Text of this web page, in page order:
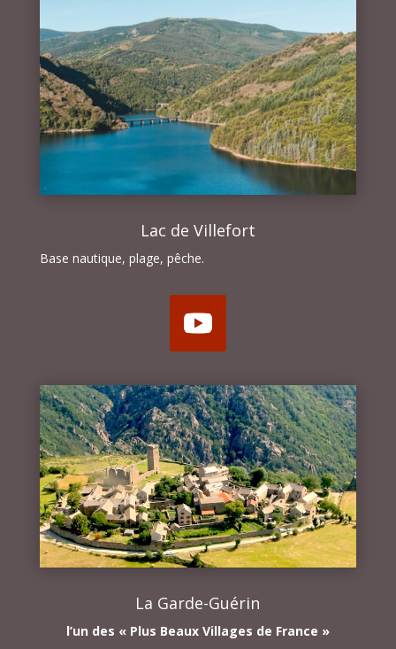
Lac de Villefort
Base nautique, plage, pêche.
La Garde-Guérin
l’un des « Plus Beaux Villages de France »